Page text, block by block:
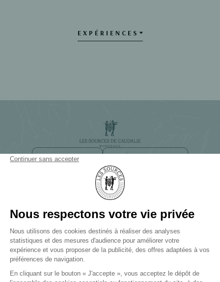
EXPÉRIENCES
NEWSLETTER ACCÈS ET CONTACT
33650 BORDEAUX-MARTILLAC
+33(0)5 57 83 83 83
LES SOURCES DE CAUDALIE
LES SOURCES DE CHEVERNY